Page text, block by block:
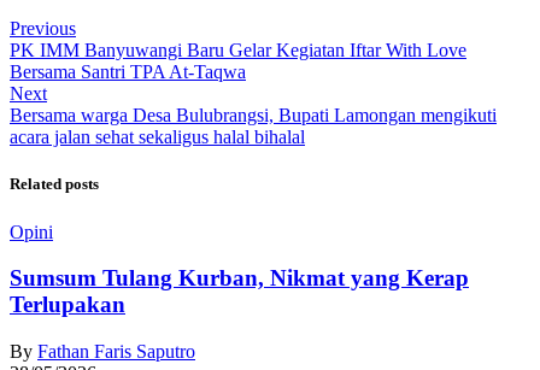
Previous
PK IMM Banyuwangi Baru Gelar Kegiatan Iftar With Love
Bersama Santri TPA At-Taqwa
Next
Bersama warga Desa Bulubrangsi, Bupati Lamongan mengikuti
acara jalan sehat sekaligus halal bihalal
Related posts
Opini
Sumsum Tulang Kurban, Nikmat yang Kerap
Terlupakan
By Fathan Faris Saputro